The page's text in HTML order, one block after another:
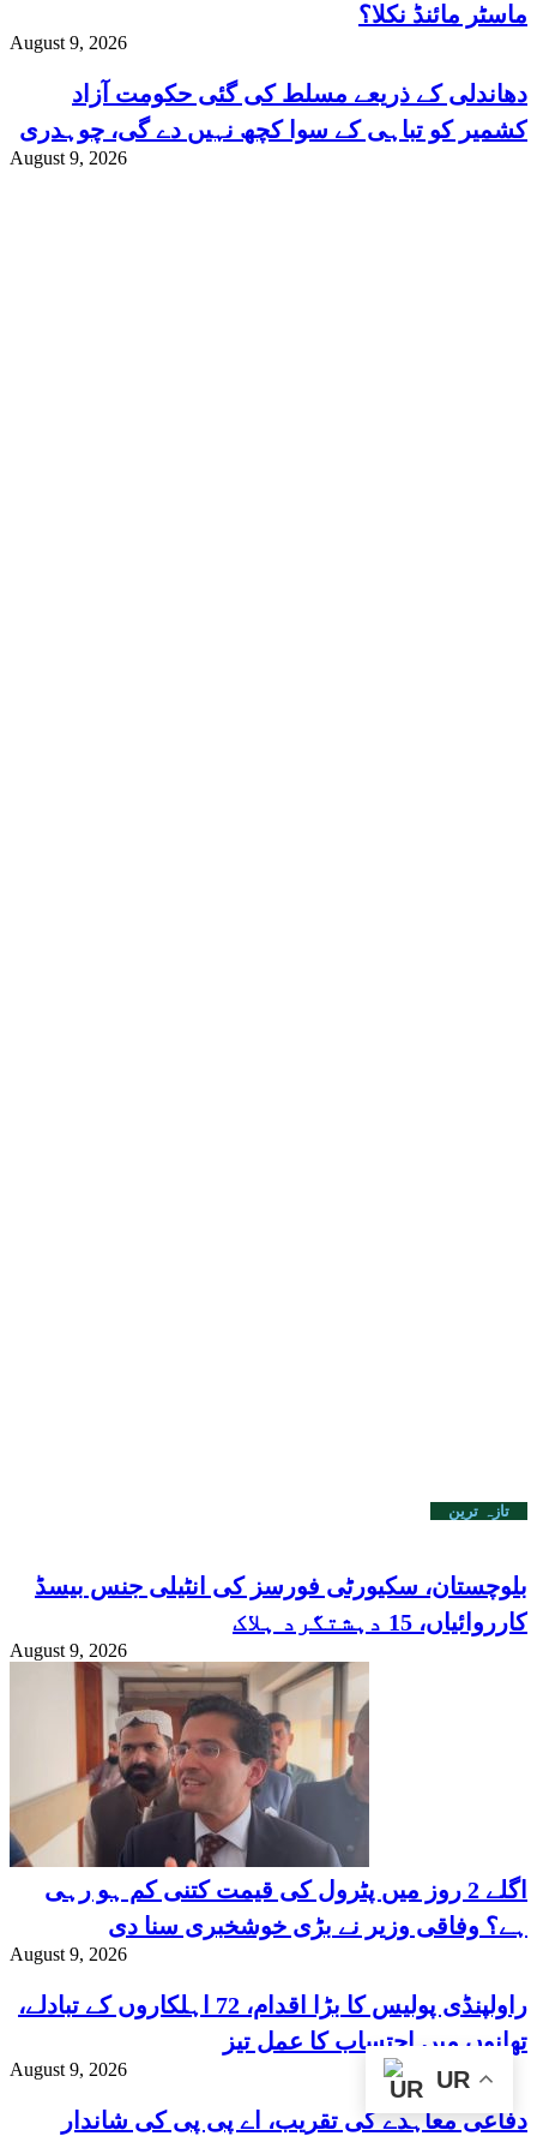
ماسٹر مائنڈ نکلا؟
August 9, 2026
دھاندلی کے ذریعے مسلط کی گئی حکومت آزاد
کشمیر کو تباہی کے سوا کچھ نہیں دے گی، چوہدری
August 9, 2026
تازہ ترین
بلوچستان، سکیورٹی فورسز کی انٹیلی جنس بیسڈ
کارروائیاں، 15 دہشتگرد ہلاک
August 9, 2026
اگلے 2 روز میں پٹرول کی قیمت کتنی کم ہو رہی
ہے؟ وفاقی وزیر نے بڑی خوشخبری سنا دی
August 9, 2026
راولپنڈی پولیس کا بڑا اقدام، 72 اہلکاروں کے تبادلے،
تھانوں میں احتساب کا عمل تیز
August 9, 2026
دفاعی معاہدے کی تقریب، اے پی پی کی شاندار
UR